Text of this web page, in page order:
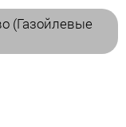
(Газойлевые